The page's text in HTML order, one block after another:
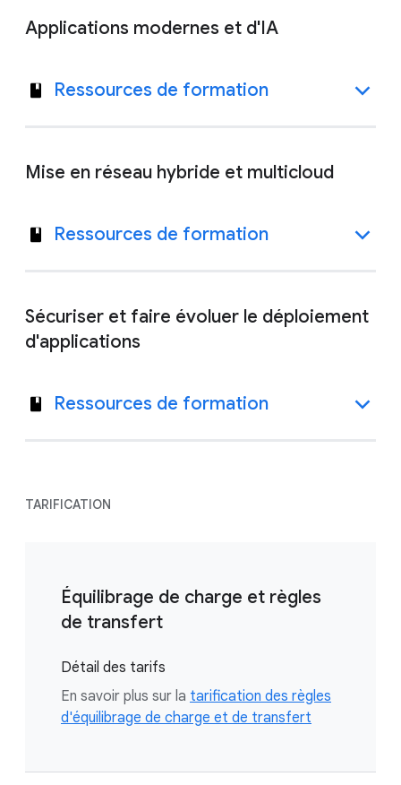
Applications modernes et d'IA
Ressources de formation
Mise en réseau hybride et multicloud
Ressources de formation
Sécuriser et faire évoluer le déploiement
d'applications
Ressources de formation
TARIFICATION
Équilibrage de charge et règles
de transfert
Détail des tarifs
En savoir plus sur la tarification des règles
d'équilibrage de charge et de transfert